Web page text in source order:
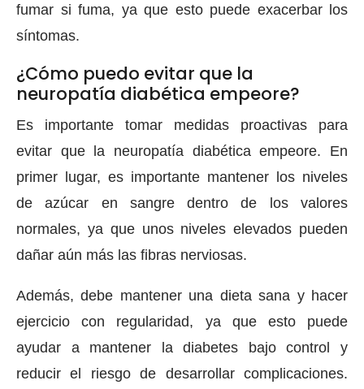
fumar si fuma, ya que esto puede exacerbar los
síntomas.
¿Cómo puedo evitar que la
neuropatía diabética empeore?
Es importante tomar medidas proactivas para
evitar que la neuropatía diabética empeore. En
primer lugar, es importante mantener los niveles
de azúcar en sangre dentro de los valores
normales, ya que unos niveles elevados pueden
dañar aún más las fibras nerviosas.
Además, debe mantener una dieta sana y hacer
ejercicio con regularidad, ya que esto puede
ayudar a mantener la diabetes bajo control y
reducir el riesgo de desarrollar complicaciones.